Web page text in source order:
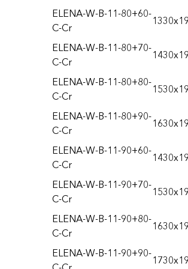
ELENA-W-B-11-80+60-
C-Cr
ELENA-W-B-11-80+70-
C-Cr
ELENA-W-B-11-80+80-
C-Cr
ELENA-W-B-11-80+90-
C-Cr
ELENA-W-B-11-90+60-
C-Cr
ELENA-W-B-11-90+70-
C-Cr
ELENA-W-B-11-90+80-
C-Cr
ELENA-W-B-11-90+90-